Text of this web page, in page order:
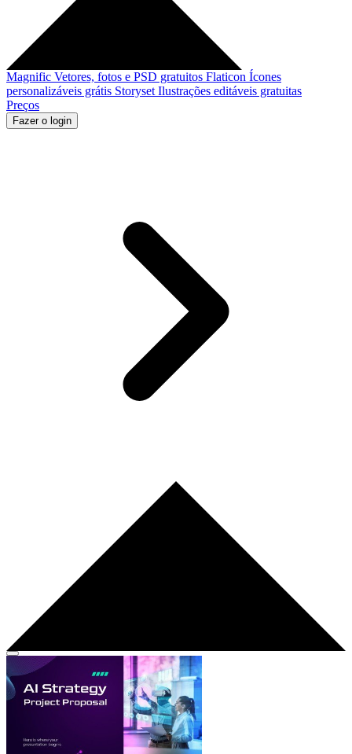
Magnific Vetores, fotos e PSD gratuitos Flaticon Ícones
personalizáveis grátis Storyset Ilustrações editáveis gratuitas
Preços
Fazer o login